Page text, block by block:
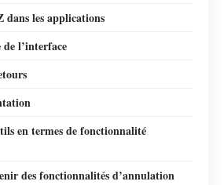
les applications
l’interface
en termes de fonctionnalité
des fonctionnalités d’annulation